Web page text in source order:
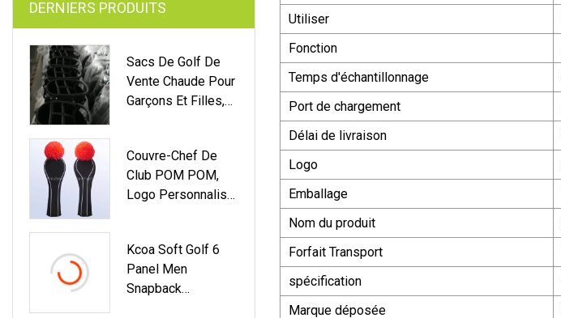
DERNIERS PRODUITS
Sacs De Golf De
Vente Chaude Pour
Garçons Et Filles,
Couvre-Chef De
Club POM POM,
Logo Personnalisé
Bois, Vente En Gros
Kcoa Soft Golf 6
Panel Men
Snapback
Utiliser
Fonction
Temps d'échantillonnage
Port de chargement
Délai de livraison
Logo
Emballage
Nom du produit
Forfait Transport
spécification
Marque déposée